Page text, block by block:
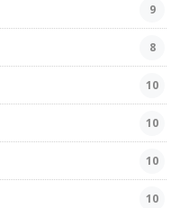
9
8
10
10
10
10